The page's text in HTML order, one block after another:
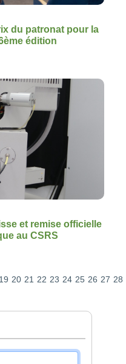
du patronat pour la
édition
et remise officielle
au CSRS
19 20 21 22 23 24 25 26 27 28